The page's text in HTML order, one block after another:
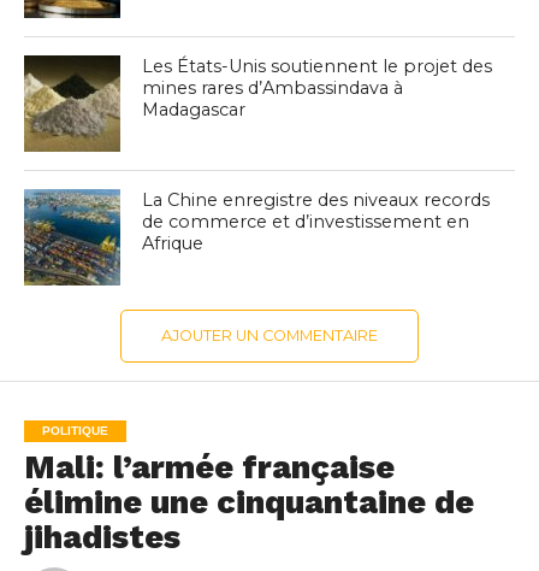
Les États-Unis soutiennent le projet des
mines rares d’Ambassindava à
Madagascar
La Chine enregistre des niveaux records
de commerce et d’investissement en
Afrique
AJOUTER UN COMMENTAIRE
POLITIQUE
Mali: l’armée française
élimine une cinquantaine de
jihadistes